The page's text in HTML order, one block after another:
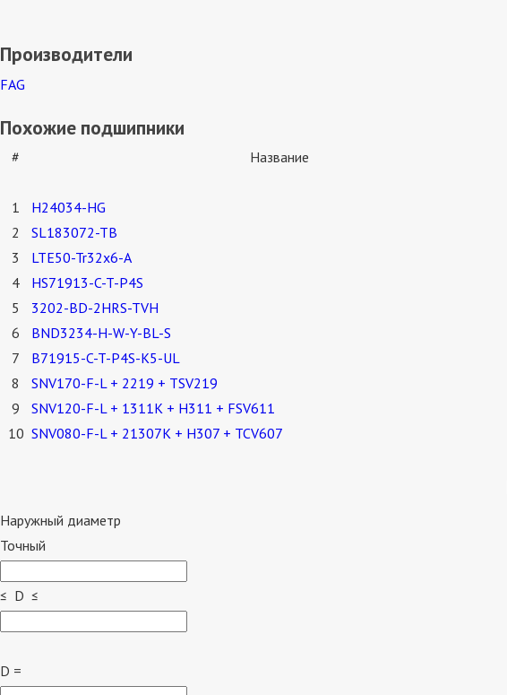
Производители
FAG
Похожие подшипники
# Название
1
H24034-HG
2
SL183072-TB
3
LTE50-Tr32x6-A
4
HS71913-C-T-P4S
5
3202-BD-2HRS-TVH
6
BND3234-H-W-Y-BL-S
7
B71915-C-T-P4S-K5-UL
8
SNV170-F-L + 2219 + TSV219
9
SNV120-F-L + 1311K + H311 + FSV611
10 SNV080-F-L + 21307K + H307 + TCV607
Наружный диаметр
Точный
≤ D ≤
D =